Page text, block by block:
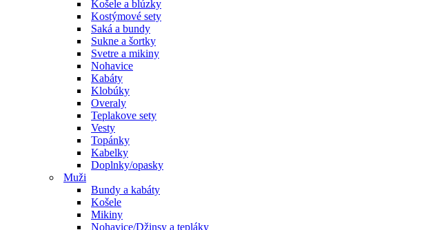
Košele a blúzky
Kostýmové sety
Saká a bundy
Sukne a šortky
Svetre a mikiny
Nohavice
Kabáty
Klobúky
Overaly
Teplakove sety
Vesty
Topánky
Kabelky
Doplnky/opasky
Muži
Bundy a kabáty
Košele
Mikiny
Nohavice/Džinsy a tepláky